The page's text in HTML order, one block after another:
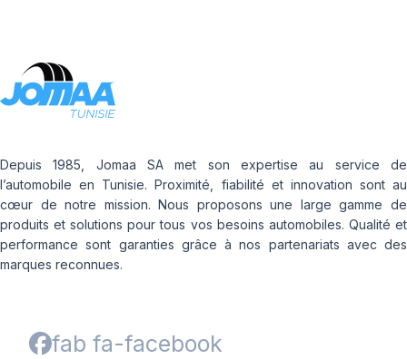
Depuis 1985, Jomaa SA met son expertise au service de
l’automobile en Tunisie. Proximité, fiabilité et innovation sont au
cœur de notre mission. Nous proposons une large gamme de
produits et solutions pour tous vos besoins automobiles. Qualité et
performance sont garanties grâce à nos partenariats avec des
marques reconnues.
fab fa-facebook